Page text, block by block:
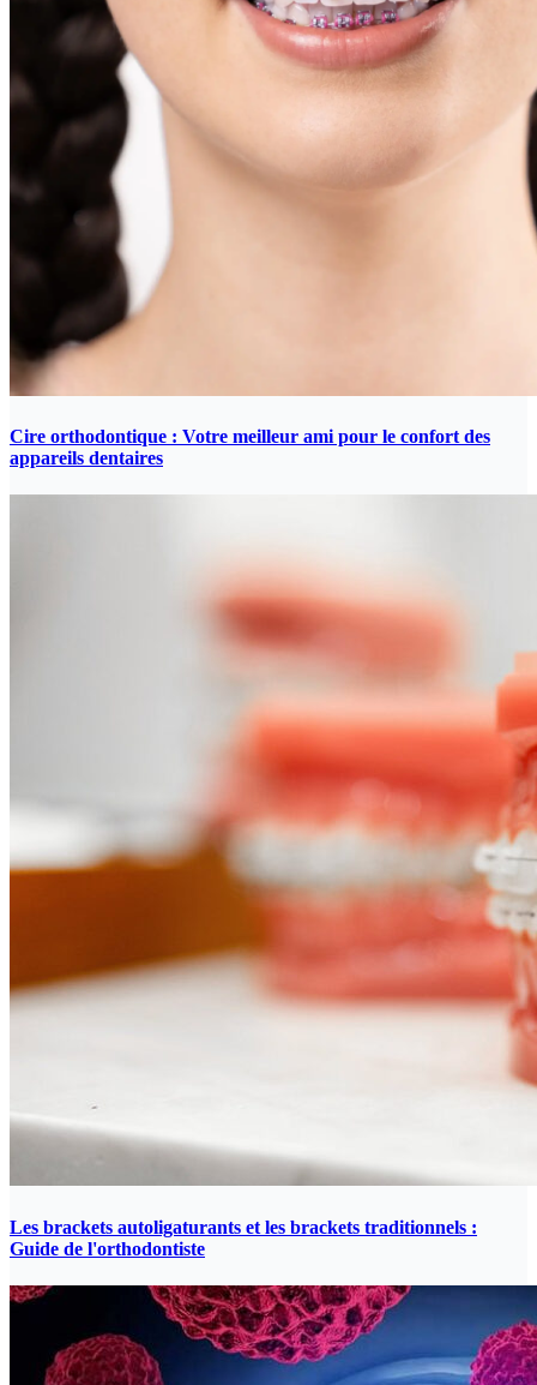
Cire orthodontique : Votre meilleur ami pour le confort des
appareils dentaires
Les brackets autoligaturants et les brackets traditionnels :
Guide de l'orthodontiste